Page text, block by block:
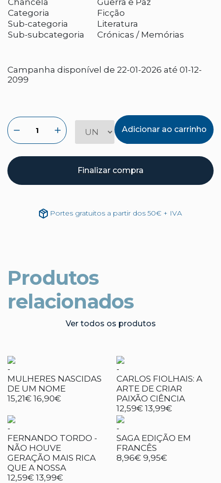
Chancela
Guerra e Paz
Categoria
Ficção
Sub-categoria
Literatura
Sub-subcategoria
Crónicas / Memórias
Campanha disponível de 22-01-2026 até 01-12-
2099
Adicionar ao carrinho
Finalizar compra
Portes gratuitos a partir dos 50€ + IVA
Produtos
relacionados
Ver todos os produtos
-
MULHERES NASCIDAS
DE UM NOME
15,21€ 16,90€
-
CARLOS FIOLHAIS: A
ARTE DE CRIAR
PAIXÃO CIÊNCIA
12,59€ 13,99€
-
FERNANDO TORDO -
NÃO HOUVE
GERAÇÃO MAIS RICA
QUE A NOSSA
12,59€ 13,99€
-
SAGA EDIÇÃO EM
FRANCÊS
8,96€ 9,95€